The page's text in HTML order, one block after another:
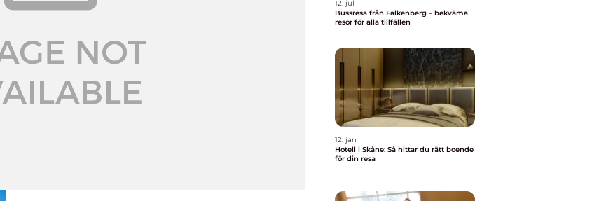
12. jul
Bussresa från Falkenberg – bekväma
resor för alla tillfällen
12. jan
Hotell i Skåne: Så hittar du rätt boende
för din resa